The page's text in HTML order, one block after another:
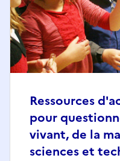
Ressources
pour
vivant, de la
sciences et